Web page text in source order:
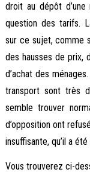
droit au dépôt d’une
question des tarifs.
sur ce sujet, comme
des hausses de prix,
d’achat des
transport sont très
semble trouver
d’opposition ont
insuffisante, qu’il a
Vous trouverez ci-